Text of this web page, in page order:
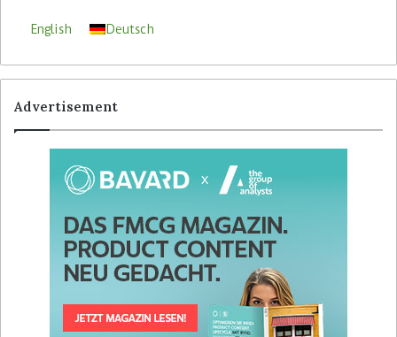
English Deutsch
Advertisement